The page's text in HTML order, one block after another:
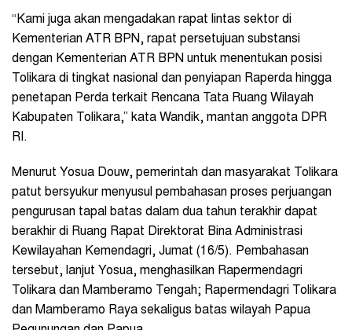
“Kami juga akan mengadakan rapat lintas sektor di
Kementerian ATR BPN, rapat persetujuan substansi
dengan Kementerian ATR BPN untuk menentukan posisi
Tolikara di tingkat nasional dan penyiapan Raperda hingga
penetapan Perda terkait Rencana Tata Ruang Wilayah
Kabupaten Tolikara,” kata Wandik, mantan anggota DPR
RI.
Menurut Yosua Douw, pemerintah dan masyarakat Tolikara
patut bersyukur menyusul pembahasan proses perjuangan
pengurusan tapal batas dalam dua tahun terakhir dapat
berakhir di Ruang Rapat Direktorat Bina Administrasi
Kewilayahan Kemendagri, Jumat (16/5). Pembahasan
tersebut, lanjut Yosua, menghasilkan Rapermendagri
Tolikara dan Mamberamo Tengah; Rapermendagri Tolikara
dan Mamberamo Raya sekaligus batas wilayah Papua